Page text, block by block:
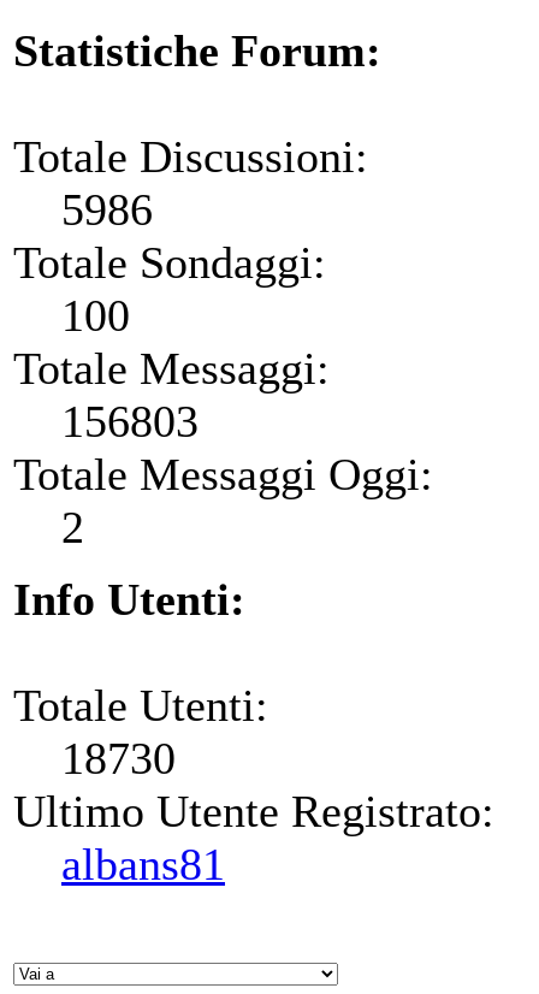
Statistiche Forum:
Totale Discussioni:
5986
Totale Sondaggi:
100
Totale Messaggi:
156803
Totale Messaggi Oggi:
2
Info Utenti:
Totale Utenti:
18730
Ultimo Utente Registrato:
albans81